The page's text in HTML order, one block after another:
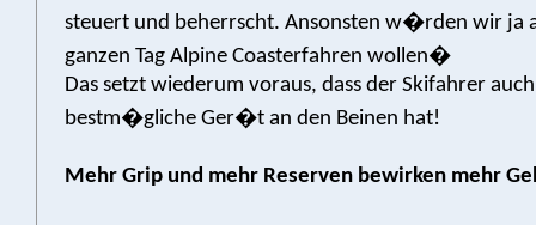
steuert und beherrscht. Ansonsten w�rden wir ja
ganzen Tag Alpine Coasterfahren wollen�
Das setzt wiederum voraus, dass der Skifahrer
bestm�gliche Ger�t an den Beinen hat!
Mehr Grip und mehr Reserven bewirken mehr